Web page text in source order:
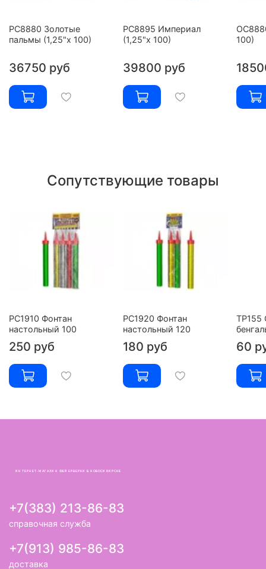
РС8880 Золотые
пальмы (1,25"х 100)
36750 руб
РС8895 Империал
(1,25"х 100)
39800 руб
100)
Сопутствующие товары
РС1910 Фонтан
настольный 100
250 руб
РС1920 Фонтан
настольный 120
180 руб
ТР155
60
ИНТЕРНЕТ-МАГАЗИН ФЕЙЕРВЕРКИ В НОВОСИБИРСКЕ
+7(383) 213-86-83
справочная служба
+7(913) 985-86-83
доставка